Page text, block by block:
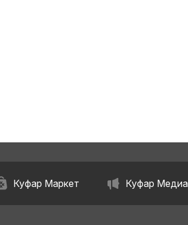
Куфар Маркет Куфар Медиа